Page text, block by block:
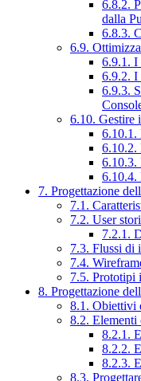
6.8.2.
dalla
6.8.3.
6.9.
6.9.1. I
6.9.2. I
6.9.3.
6.10. Gestire
6.10.1.
6.10.2.
6.10.3.
6.10.4.
7. Progettazione
7.1.
7.2. User
7.2.1.
7.3. Flussi di
7.4.
7.5. Prototipi
8. Progettazione
8.1. Obiettivi
8.2. Elementi
8.2.1.
8.2.2.
8.2.3.
8.3.